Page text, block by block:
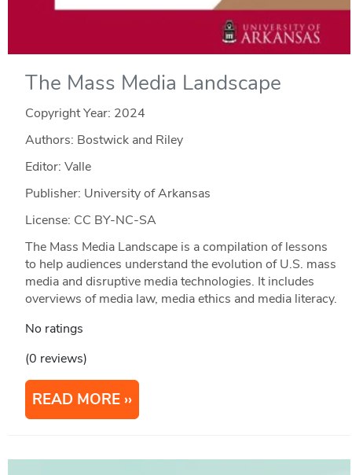
The Mass Media Landscape
Copyright Year: 2024
Authors: Bostwick and Riley
Editor: Valle
Publisher: University of Arkansas
License: CC BY-NC-SA
The Mass Media Landscape is a compilation of lessons
to help audiences understand the evolution of U.S. mass
media and disruptive media technologies. It includes
overviews of media law, media ethics and media literacy.
No ratings
(0 reviews)
READ MORE